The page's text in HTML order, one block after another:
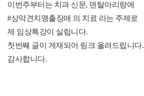
이번주부터는 치과 신문, 덴탈아리랑에
#상악견치맹출장애 의 치료 라는 주제로
제 임상특강이 실립니다.
첫번째 글이 게재되어 링크 올려드립니다.
감사합니다.